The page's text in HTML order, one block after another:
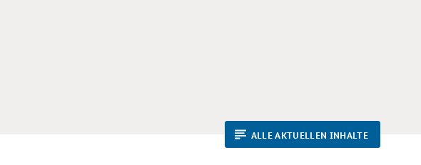
ALLE AKTUELLEN INHALTE